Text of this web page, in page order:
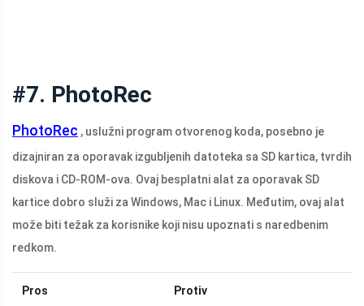
#7. PhotoRec
PhotoRec , uslužni program otvorenog koda, posebno je
dizajniran za oporavak izgubljenih datoteka sa SD kartica, tvrdih
diskova i CD-ROM-ova. Ovaj besplatni alat za oporavak SD
kartice dobro služi za Windows, Mac i Linux. Međutim, ovaj alat
može biti težak za korisnike koji nisu upoznati s naredbenim
redkom.
Pros Protiv